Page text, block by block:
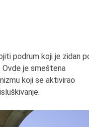
podrum koji je zidan
Ovde je smeštena
koji se aktivirao